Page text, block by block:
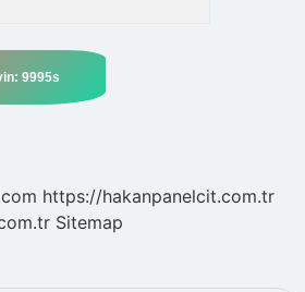
https://hakanpanelcit.com.tr
Sitemap